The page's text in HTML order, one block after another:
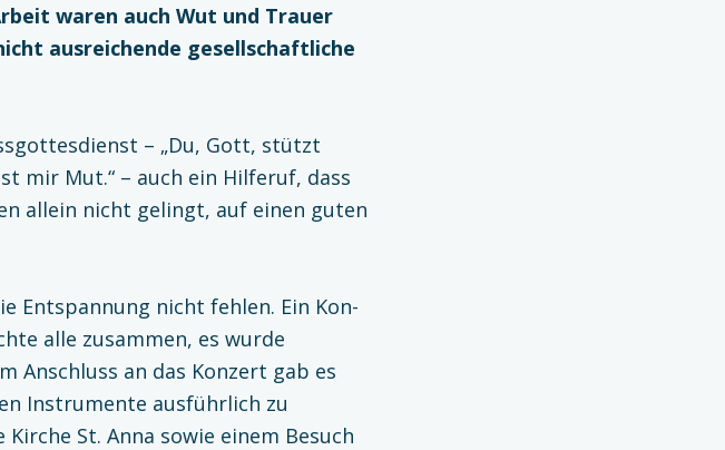
waren auch Wut und Trauer
ausreichende gesellschaftliche
– „Du, Gott, stützt
mir Mut.“ – auch ein Hilferuf, dass
allein nicht gelingt, auf einen guten
Entspannung nicht fehlen. Ein Kon­
alle zusammen, es wurde
Anschluss an das Konzert gab es
Instrumente ausführlich zu
St. Anna sowie einem Besuch